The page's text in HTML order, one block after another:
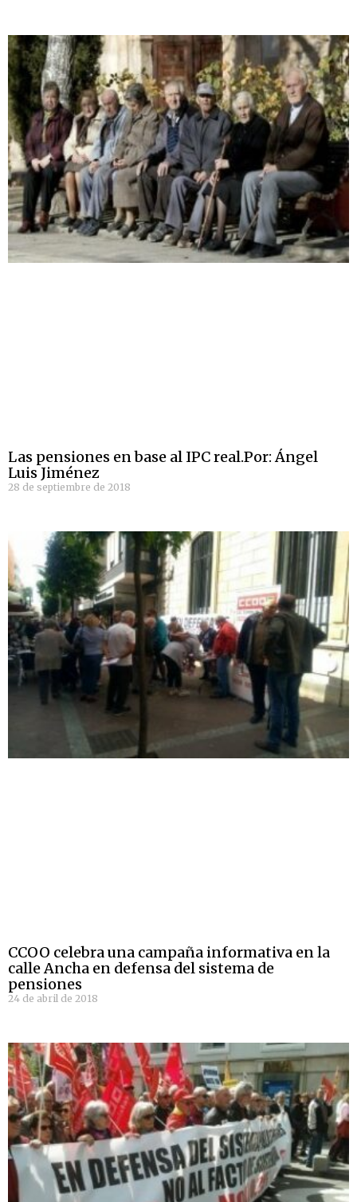
Las pensiones en base al IPC real.Por: Ángel
Luis Jiménez
28 de septiembre de 2018
CCOO celebra una campaña informativa en la
calle Ancha en defensa del sistema de
pensiones
24 de abril de 2018